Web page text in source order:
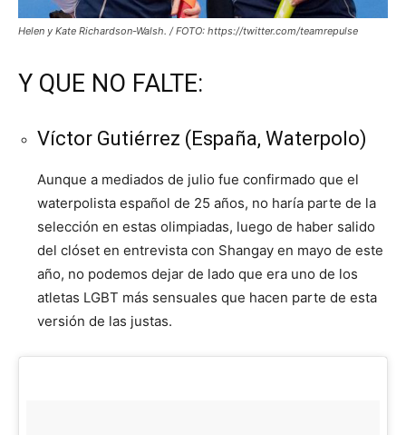
Helen y Kate Richardson-Walsh. / FOTO: https://twitter.com/teamrepulse
Y QUE NO FALTE:
Víctor Gutiérrez (España, Waterpolo)
Aunque a mediados de julio fue confirmado que el
waterpolista español de 25 años, no haría parte de la
selección en estas olimpiadas, luego de haber salido
del clóset en entrevista con Shangay en mayo de este
año, no podemos dejar de lado que era uno de los
atletas LGBT más sensuales que hacen parte de esta
versión de las justas.